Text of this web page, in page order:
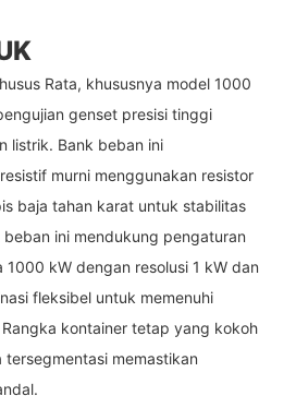
Rata, khususnya model 1000
genset presisi tinggi
listrik. Bank beban ini
murni menggunakan resistor
baja tahan karat untuk stabilitas
ini mendukung pengaturan
kW dengan resolusi 1 kW dan
fleksibel untuk memenuhi
kontainer tetap yang kokoh
memastikan